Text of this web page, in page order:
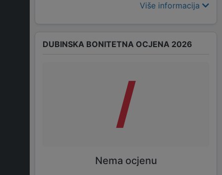
Više informacija
DUBINSKA BONITETNA OCJENA 2026
/
Nema ocjenu